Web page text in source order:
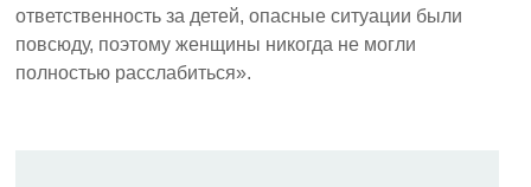
ответственность за детей, опасные ситуации были
повсюду, поэтому женщины никогда не могли
полностью расслабиться».